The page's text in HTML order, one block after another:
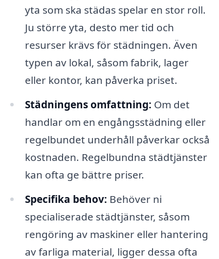
yta som ska städas spelar en stor roll.
Ju större yta, desto mer tid och
resurser krävs för städningen. Även
typen av lokal, såsom fabrik, lager
eller kontor, kan påverka priset.
Städningens omfattning: Om det
handlar om en engångsstädning eller
regelbundet underhåll påverkar också
kostnaden. Regelbundna städtjänster
kan ofta ge bättre priser.
Specifika behov: Behöver ni
specialiserade städtjänster, såsom
rengöring av maskiner eller hantering
av farliga material, ligger dessa ofta